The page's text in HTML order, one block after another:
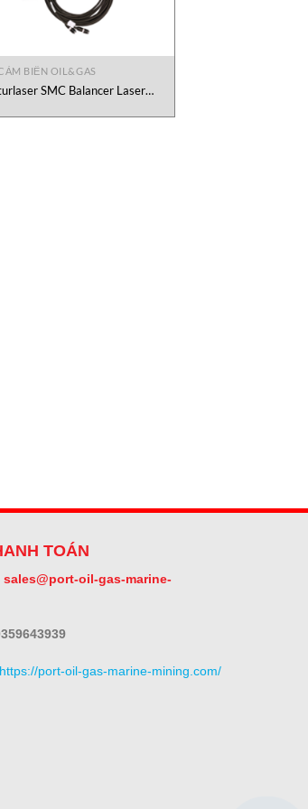
BIẾN OIL&GAS
SMC Balancer Laser
TOÁN
sales@port-oil-gas-marine-
https://port-oil-gas-marine-mining.com/